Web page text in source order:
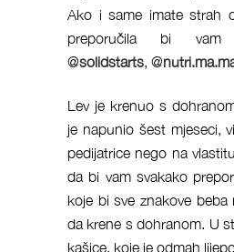
Ako i same imate strah
preporučila bi vam
@solidstarts, @
Lev je krenuo s
je napunio šest mjeseci,
pedijatrice nego na
da bi vam svakako
koje bi sve znakove beba
da krene s dohranom. U
kašice, koje je odmah